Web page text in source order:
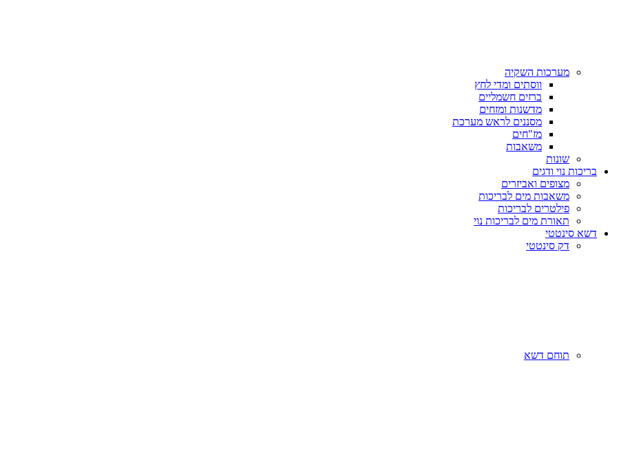
מערכות השקיה
ווסתים ומדי לחץ
ברזים חשמליים
מדשנות ומזחים
מסננים לראש מערכת
מז"חים
משאבות
שונות
בריכות נוי ודגים
מצופים ואביזרים
משאבות מים לבריכות
פילטרים לבריכות
תאורת מים לבריכות נוי
דשא סינטטי
דק סינטטי
תוחם דשא